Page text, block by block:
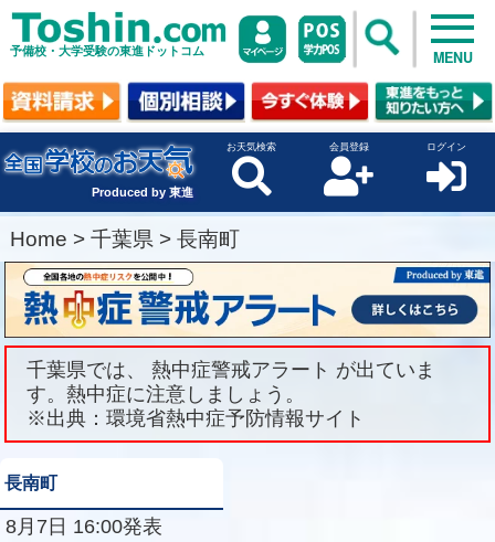
予備校・大学受験の東進ドットコム MENU
Produced by 東進
お天気検索 会員登録 ログイン
Home > 千葉県 > 長南町
千葉県では、 熱中症警戒アラート が出ていま
す。熱中症に注意しましょう。
※出典：環境省熱中症予防情報サイト
長南町
8月7日 16:00発表